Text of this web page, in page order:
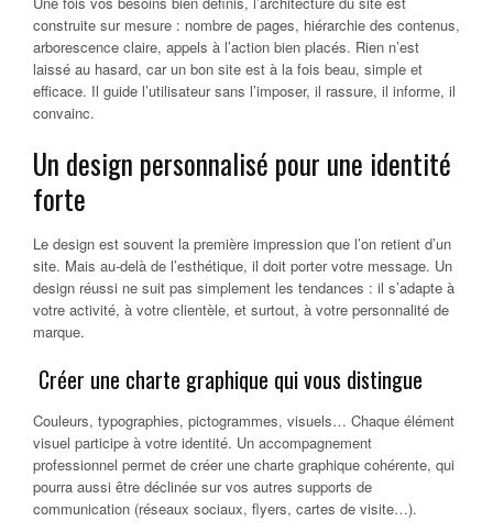
construite sur mesure : nombre de pages, hiérarchie des contenus,
arborescence claire, appels à l’action bien placés. Rien n’est
laissé au hasard, car un bon site est à la fois beau, simple et
efficace. Il guide l’utilisateur sans l’imposer, il rassure, il informe, il
convainc.
Un design personnalisé pour une identité
forte
Le design est souvent la première impression que l’on retient d’un
site. Mais au-delà de l’esthétique, il doit porter votre message. Un
design réussi ne suit pas simplement les tendances : il s’adapte à
votre activité, à votre clientèle, et surtout, à votre personnalité de
marque.
Créer une charte graphique qui vous distingue
Couleurs, typographies, pictogrammes, visuels… Chaque élément
visuel participe à votre identité. Un accompagnement
professionnel permet de créer une charte graphique cohérente, qui
pourra aussi être déclinée sur vos autres supports de
communication (réseaux sociaux, flyers, cartes de visite…).